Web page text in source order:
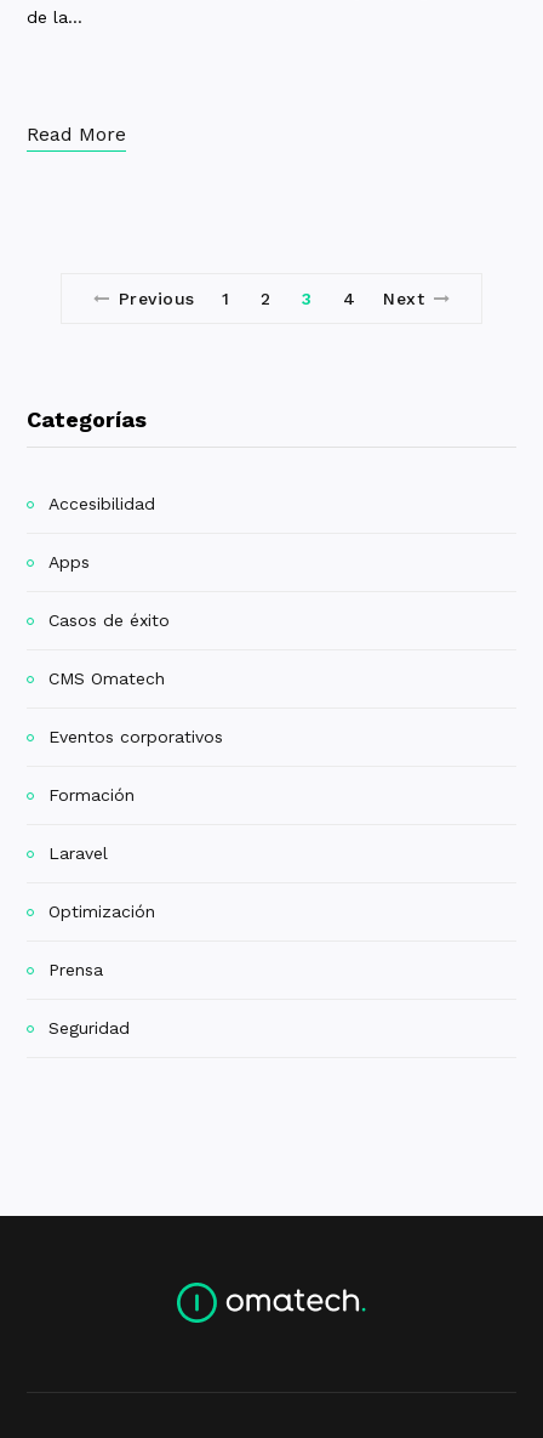
de la…
Read More
Previous 1 2 3 4 Next
Categorías
Accesibilidad
Apps
Casos de éxito
CMS Omatech
Eventos corporativos
Formación
Laravel
Optimización
Prensa
Seguridad